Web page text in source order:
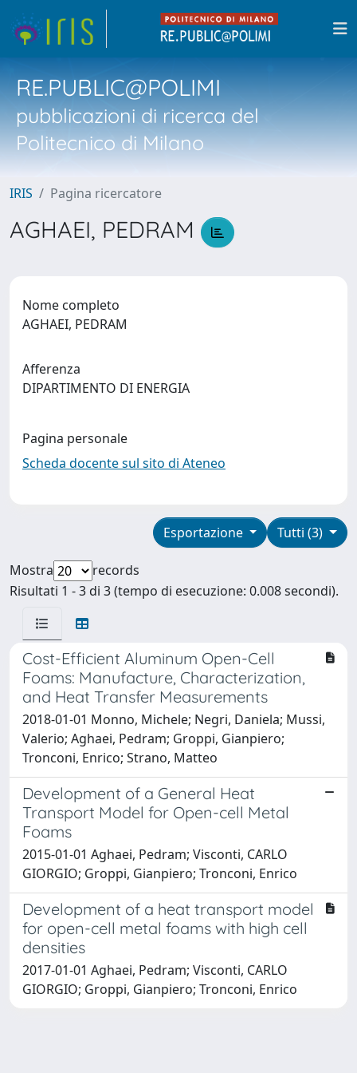
RE.PUBLIC@POLIMI
pubblicazioni di ricerca del
Politecnico di Milano
IRIS Pagina ricercatore
AGHAEI, PEDRAM
Nome completo
AGHAEI, PEDRAM
Afferenza
DIPARTIMENTO DI ENERGIA
Pagina personale
Scheda docente sul sito di Ateneo
Tutti (3)
Esportazione
Mostra
records
Risultati 1 - 3 di 3 (tempo di esecuzione: 0.008 secondi).
Cost-Efficient Aluminum Open-Cell
Foams: Manufacture, Characterization,
and Heat Transfer Measurements
2018-01-01 Monno, Michele; Negri, Daniela; Mussi,
Valerio; Aghaei, Pedram; Groppi, Gianpiero;
Tronconi, Enrico; Strano, Matteo
Development of a General Heat
Transport Model for Open-cell Metal
Foams
2015-01-01 Aghaei, Pedram; Visconti, CARLO
GIORGIO; Groppi, Gianpiero; Tronconi, Enrico
Development of a heat transport model
for open-cell metal foams with high cell
densities
2017-01-01 Aghaei, Pedram; Visconti, CARLO
GIORGIO; Groppi, Gianpiero; Tronconi, Enrico